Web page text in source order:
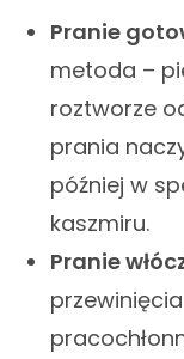
Pranie
metoda –
roztworze
prania
później w
kaszmiru.
Pranie